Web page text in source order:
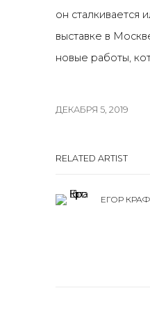
он сталкивается
выставке в
новые работы,
ДЕКАБРЯ 5, 2019
RELATED ARTIST
ЕГОР